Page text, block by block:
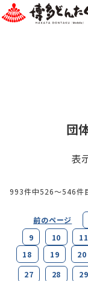
団
表
993件中526～546件
前のページ
9
10 11
18
19 20
27
28 29